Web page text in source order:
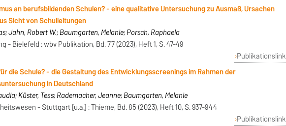
an berufsbildenden Schulen? - eine qualitative Untersuchung zu Ausmaß, Ursachen
Sicht von Schulleitungen
Jahn, Robert W.; Baumgarten, Melanie; Porsch, Raphaela
- Bielefeld : wbv Publikation, Bd. 77 (2023), Heft 1, S. 47-49
Publikationslink
die Schule? - die Gestaltung des Entwicklungsscreenings im Rahmen der
in Deutschland
Küster, Tess; Rademacher, Jeanne; Baumgarten, Melanie
- Stuttgart [u.a.] : Thieme, Bd. 85 (2023), Heft 10, S. 937-944
Publikationslink